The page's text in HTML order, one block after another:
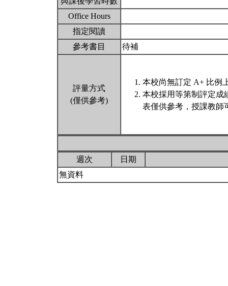
Office Hours
指定閱讀
參考書目
待補
評量方式
(僅供參考)
本校尚無訂定 A+ 比例
本校採用等第制評定成
表僅供參考，授課教師
週次
日期
無資料